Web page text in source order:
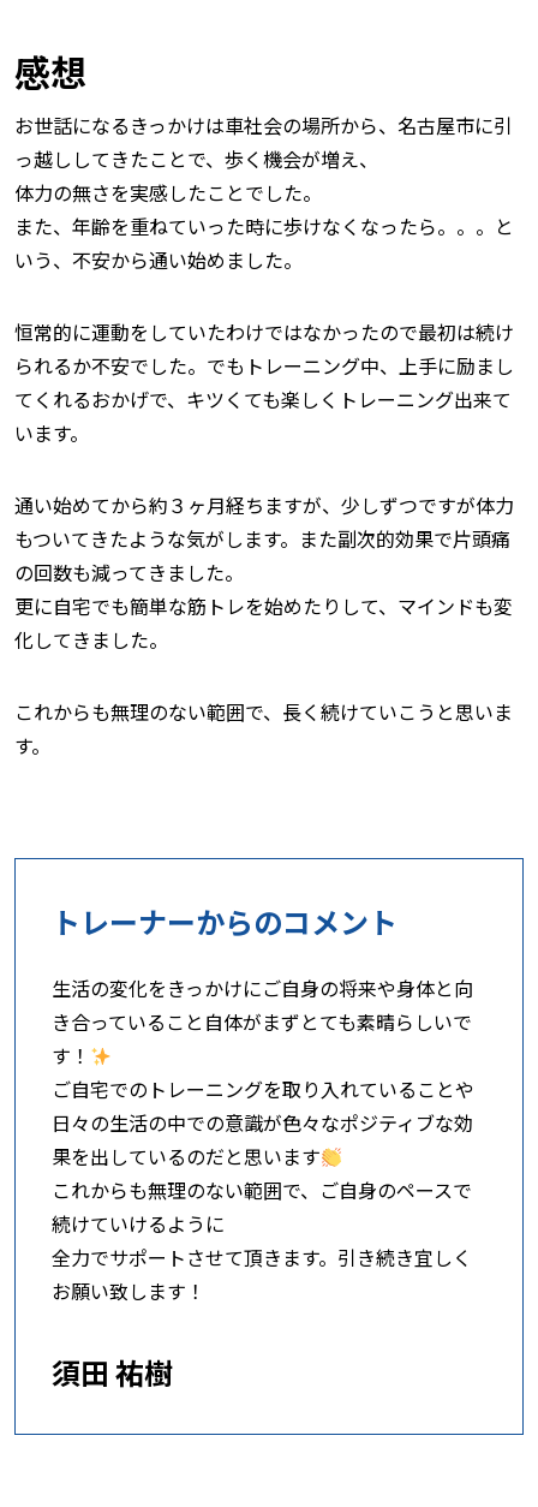
感想
お世話になるきっかけは車社会の場所から、名古屋市に引
っ越ししてきたことで、歩く機会が増え、
体力の無さを実感したことでした。
また、年齢を重ねていった時に歩けなくなったら。。。と
いう、不安から通い始めました。
恒常的に運動をしていたわけではなかったので最初は続け
られるか不安でした。でもトレーニング中、上手に励まし
てくれるおかげで、キツくても楽しくトレーニング出来て
います。
通い始めてから約３ヶ月経ちますが、少しずつですが体力
もついてきたような気がします。また副次的効果で片頭痛
の回数も減ってきました。
更に自宅でも簡単な筋トレを始めたりして、マインドも変
化してきました。
これからも無理のない範囲で、長く続けていこうと思いま
す。
トレーナーからのコメント
生活の変化をきっかけにご自身の将来や身体と向
き合っていること自体がまずとても素晴らしいで
す！
ご自宅でのトレーニングを取り入れていることや
日々の生活の中での意識が色々なポジティブな効
果を出しているのだと思います
これからも無理のない範囲で、ご自身のペースで
続けていけるように
全力でサポートさせて頂きます。引き続き宜しく
お願い致します！
須田 祐樹